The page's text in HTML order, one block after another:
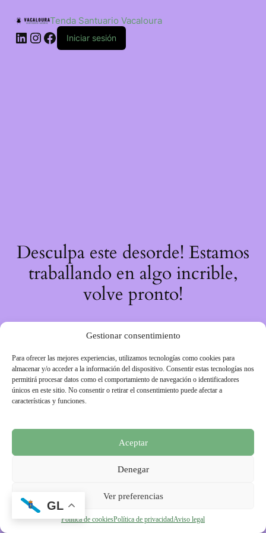
Gestionar consentimiento
Para ofrecer las mejores experiencias, utilizamos tecnologías como cookies para
almacenar y/o acceder a la información del dispositivo. Consentir estas tecnologías nos
permitirá procesar datos como el comportamiento de navegación o identificadores
únicos en este sitio. No consentir o retirar el consentimiento puede afectar a
características y funciones.
Aceptar
Denegar
Ver preferencias
Política de cookiesPolítica de privacidadAviso legal
contido
Tenda Santuario Vacaloura
LinkedIn
Instagram
Facebook
Iniciar sesión
Desculpa este desorde! Estamos
traballando en algo incrible,
volve pronto!
GL